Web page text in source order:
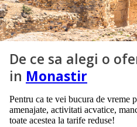
De ce sa alegi o
in Monastir
Pentru ca te vei bucura de vreme
amenajate, activitati acvatice,
toate acestea la tarife reduse!